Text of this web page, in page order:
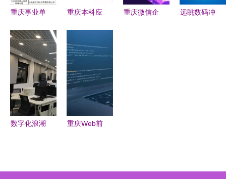
重庆事业单
·软件开发
方向定位
重庆本科应
5044元 你
是否站在阴
影里？
重庆微信企
远眺数码冲
数字化浪潮
重庆Web前